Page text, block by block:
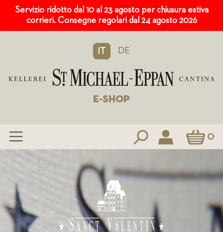
Servizio ridotto dal 10 al 23 agosto per chiusura estiva
corrieri. Consegne regolari dal 24 agosto 2026
IT DE
E-SHOP
Carrello0